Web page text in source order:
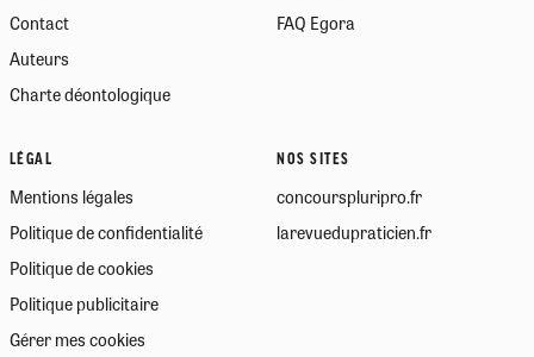
Contact
Auteurs
Charte déontologique
FAQ Egora
LÉGAL
Mentions légales
Politique de confidentialité
Politique de cookies
Politique publicitaire
Gérer mes cookies
NOS SITES
concourspluripro.fr
larevuedupraticien.fr